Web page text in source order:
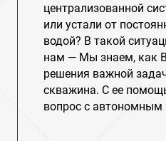
централизованной
или устали от
водой? В такой
нам — Мы знаем, как
решения важной
скважина. С ее
вопрос с автономным